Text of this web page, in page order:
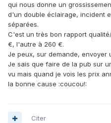
qui nous donne un
d'un double éclairage, incident
séparées.
C'est un très bon rapport
€, l'autre à 260 €.
Je peux, sur demande, envoyer
Je sais que faire de la pub sur
vu mais quand je vois les prix
la bonne cause :coucou!:
Citer